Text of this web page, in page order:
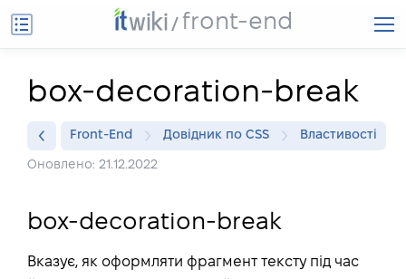
front-end
box-decoration-break
Front-End Довідник по CSS Властивості
Оновлено: 21.12.2022
box-decoration-break
Вказує, як оформляти фрагмент тексту під час